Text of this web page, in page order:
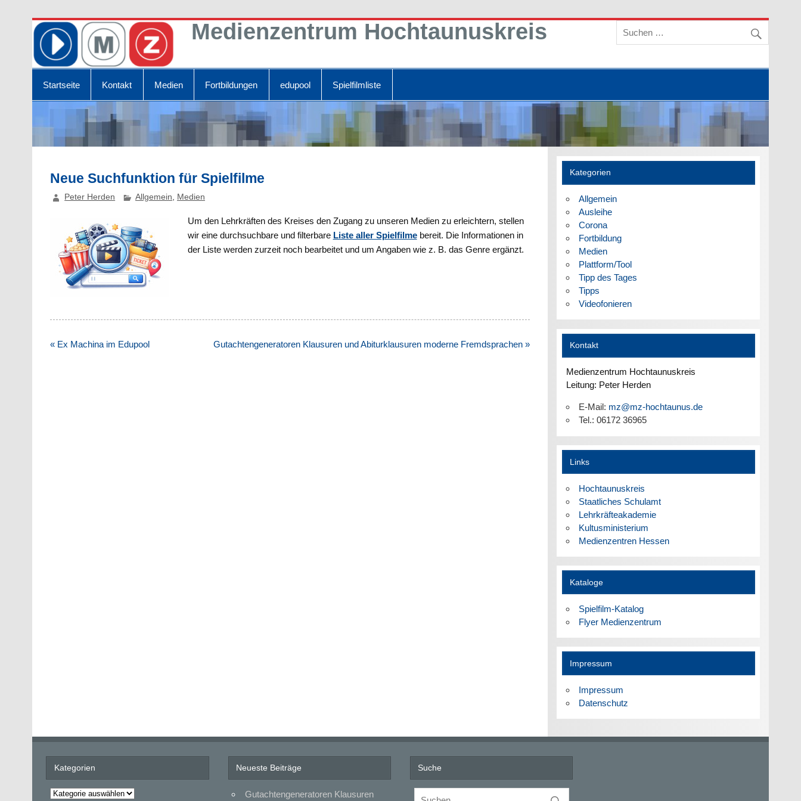
Medienzentrum Hochtaunuskreis
Mit Medien bilden
Startseite Kontakt Medien Fortbildungen edupool Spielfilmliste
Neue Suchfunktion für Spielfilme
Peter Herden Allgemein, Medien
Um den Lehrkräften des Kreises den Zugang zu unseren Medien zu erleichtern, stellen
wir eine durchsuchbare und filterbare Liste aller Spielfilmebereit. Die Informationen in
der Liste werden zurzeit noch bearbeitet und um Angaben wie z. B. das Genre ergänzt.
Beitragsnavigation
« Ex Machina im Edupool Gutachtengeneratoren Klausuren und Abiturklausuren moderne Fremdsprachen »
Kategorien
Allgemein
Ausleihe
Corona
Fortbildung
Medien
Plattform/Tool
Tipp des Tages
Tipps
Videofonieren
Kontakt
Medienzentrum Hochtaunuskreis
Leitung: Peter Herden
E-Mail: mz@mz-hochtaunus.de
Tel.: 06172 36965
Links
Hochtaunuskreis
Staatliches Schulamt
Lehrkräfteakademie
Kultusministerium
Medienzentren Hessen
Kataloge
Spielfilm-Katalog
Flyer Medienzentrum
Impressum
Impressum
Datenschutz
Kategorien
Kategorien
Neueste Beiträge
Gutachtengeneratoren Klausuren
Suche